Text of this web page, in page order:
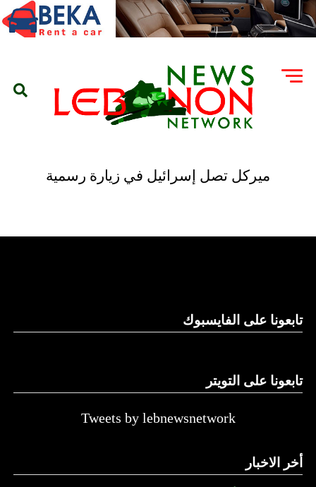
ميركل تصل إسرائيل في زيارة رسمية
تابعونا على الفايسبوك
تابعونا على التويتر
Tweets by lebnewsnetwork
أخر الاخبار